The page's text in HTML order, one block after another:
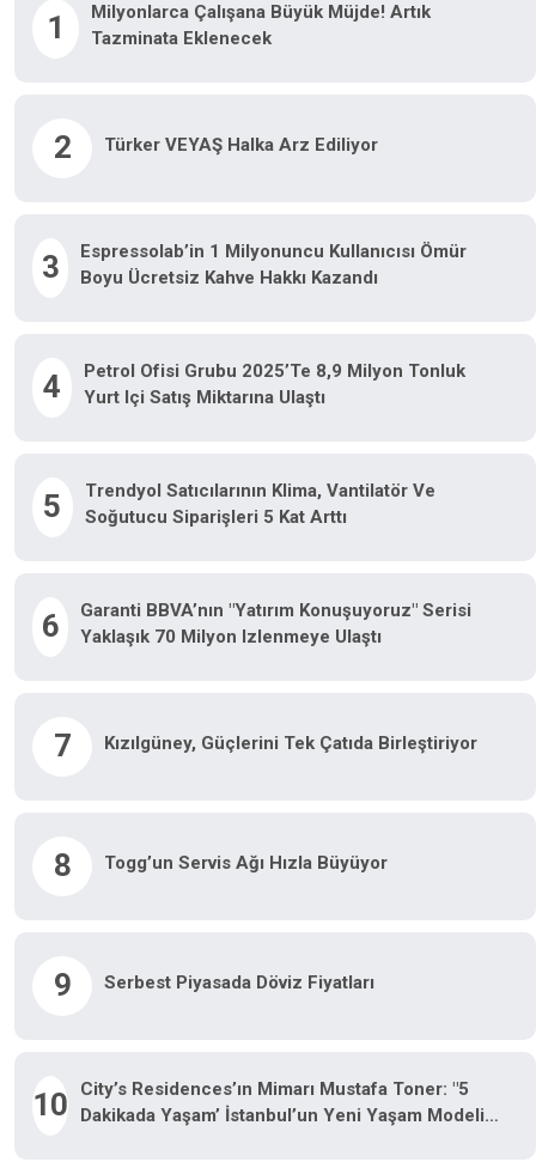
1
Milyonlarca Çalışana Büyük Müjde! Artık
Tazminata Eklenecek
2 Türker VEYAŞ Halka Arz Ediliyor
3
Espressolab’in 1 Milyonuncu Kullanıcısı Ömür
Boyu Ücretsiz Kahve Hakkı Kazandı
4
Petrol Ofisi Grubu 2025’te 8,9 Milyon Tonluk
Yurt Içi Satış Miktarına Ulaştı
5
Trendyol Satıcılarının Klima, Vantilatör Ve
Soğutucu Siparişleri 5 Kat Arttı
6
Garanti BBVA’nın "Yatırım Konuşuyoruz" Serisi
Yaklaşık 70 Milyon Izlenmeye Ulaştı
7 Kızılgüney, Güçlerini Tek Çatıda Birleştiriyor
8 Togg’un Servis Ağı Hızla Büyüyor
9 Serbest Piyasada Döviz Fiyatları
10
City’s Residences’ın Mimarı Mustafa Toner: "5
Dakikada Yaşam’ İstanbul’un Yeni Yaşam Modeli